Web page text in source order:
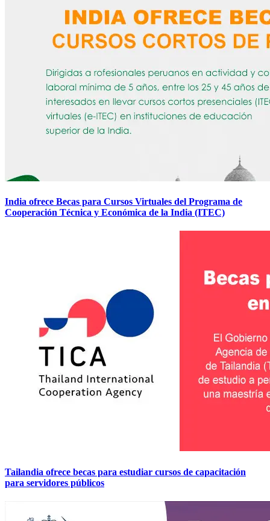
India ofrece Becas para Cursos Virtuales del Programa de
Cooperación Técnica y Económica de la India (ITEC)
Tailandia ofrece becas para estudiar cursos de capacitación
para servidores públicos